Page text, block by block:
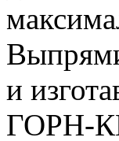
и
ГОРН-